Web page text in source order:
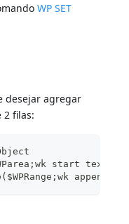
WP SET
desejar agregar
2 filas:
start